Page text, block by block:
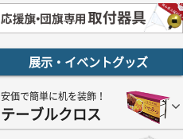
展示・イベントグッズ
安価で簡単に机を装飾！
テーブルクロス